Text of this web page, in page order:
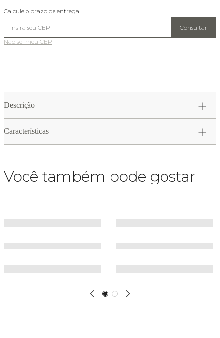
Calcule o prazo de entrega
Consultar
Não sei meu CEP
Descrição
Características
Você também pode gostar